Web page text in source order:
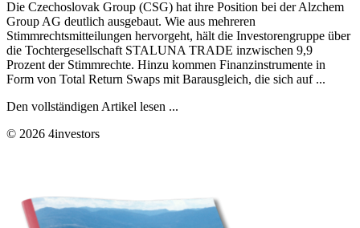
Die Czechoslovak Group (CSG) hat ihre Position bei der Alzchem
Group AG deutlich ausgebaut. Wie aus mehreren
Stimmrechtsmitteilungen hervorgeht, hält die Investorengruppe über
die Tochtergesellschaft STALUNA TRADE inzwischen 9,9
Prozent der Stimmrechte. Hinzu kommen Finanzinstrumente in
Form von Total Return Swaps mit Barausgleich, die sich auf ...
Den vollständigen Artikel lesen ...
© 2026 4investors